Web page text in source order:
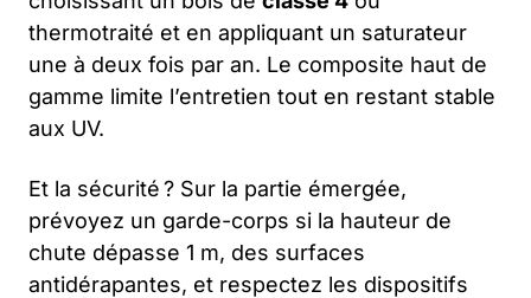
thermotraité et en appliquant un saturateur
une à deux fois par an. Le composite haut de
gamme limite l’entretien tout en restant stable
aux UV.
Et la sécurité ? Sur la partie émergée,
prévoyez un garde-corps si la hauteur de
chute dépasse 1 m, des surfaces
antidérapantes, et respectez les dispositifs